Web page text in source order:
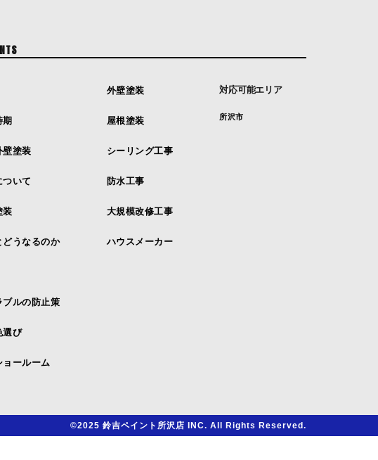
期
壁塗装
ついて
装
どうなるのか
ブルの防止策
選び
ョールーム
外壁塗装
屋根塗装
シーリング工事
防水工事
大規模改修工事
ハウスメーカー
対応可能エリア
所沢市
©2025 鈴吉ペイント所沢店 INC. All Rights Reserved.